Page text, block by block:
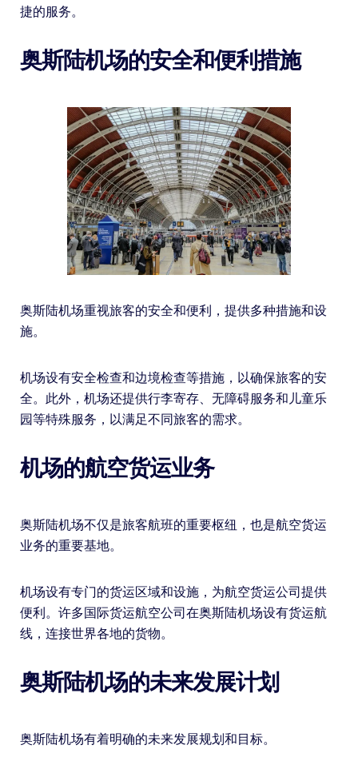
捷的服务。
奥斯陆机场的安全和便利措施
奥斯陆机场重视旅客的安全和便利，提供多种措施和设
施。
机场设有安全检查和边境检查等措施，以确保旅客的安
全。此外，机场还提供行李寄存、无障碍服务和儿童乐
园等特殊服务，以满足不同旅客的需求。
机场的航空货运业务
奥斯陆机场不仅是旅客航班的重要枢纽，也是航空货运
业务的重要基地。
机场设有专门的货运区域和设施，为航空货运公司提供
便利。许多国际货运航空公司在奥斯陆机场设有货运航
线，连接世界各地的货物。
奥斯陆机场的未来发展计划
奥斯陆机场有着明确的未来发展规划和目标。